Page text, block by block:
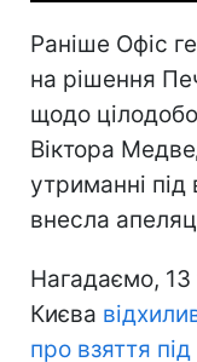
Раніше Офіс
на рішення
щодо
Віктора
утриманні
внесла
Нагадаємо,
Києва
про взяття